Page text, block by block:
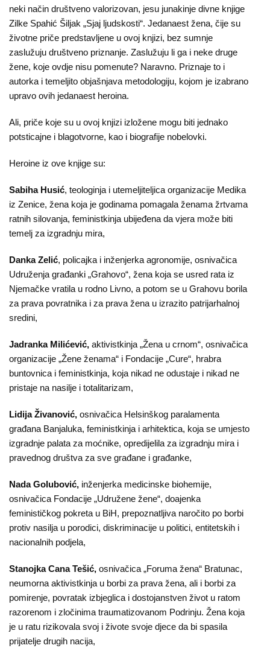
neki način društveno valorizovan, jesu junakinje divne knjige
Zilke Spahić Šiljak „Sjaj ljudskosti“. Jedanaest žena, čije su
životne priče predstavljene u ovoj knjizi, bez sumnje
zaslužuju društveno priznanje. Zaslužuju li ga i neke druge
žene, koje ovdje nisu pomenute? Naravno. Priznaje to i
autorka i temeljito objašnjava metodologiju, kojom je izabrano
upravo ovih jedanaest heroina.
Ali, priče koje su u ovoj knjizi izložene mogu biti jednako
potsticajne i blagotvorne, kao i biografije nobelovki.
Heroine iz ove knjige su:
Sabiha Husić, teologinja i utemeljiteljica organizacije Medika
iz Zenice, žena koja je godinama pomagala ženama žrtvama
ratnih silovanja, feministkinja ubijeđena da vjera može biti
temelj za izgradnju mira,
Danka Zelić, policajka i inženjerka agronomije, osnivačica
Udruženja građanki „Grahovo“, žena koja se usred rata iz
Njemačke vratila u rodno Livno, a potom se u Grahovu borila
za prava povratnika i za prava žena u izrazito patrijarhalnoj
sredini,
Jadranka Milićević, aktivistkinja „Žena u crnom“, osnivačica
organizacije „Žene ženama“ i Fondacije „Cure“, hrabra
buntovnica i feministkinja, koja nikad ne odustaje i nikad ne
pristaje na nasilje i totalitarizam,
Lidija Živanović, osnivačica Helsinškog paralamenta
građana Banjaluka, feministkinja i arhitektica, koja se umjesto
izgradnje palata za moćnike, opredijelila za izgradnju mira i
pravednog društva za sve građane i građanke,
Nada Golubović, inženjerka medicinske biohemije,
osnivačica Fondacije „Udružene žene“, doajenka
feminističkog pokreta u BiH, prepoznatljiva naročito po borbi
protiv nasilja u porodici, diskriminacije u politici, entitetskih i
nacionalnih podjela,
Stanojka Cana Tešić, osnivačica „Foruma žena“ Bratunac,
neumorna aktivistkinja u borbi za prava žena, ali i borbi za
pomirenje, povratak izbjeglica i dostojanstven život u ratom
razorenom i zločinima traumatizovanom Podrinju. Žena koja
je u ratu rizikovala svoj i živote svoje djece da bi spasila
prijatelje drugih nacija,